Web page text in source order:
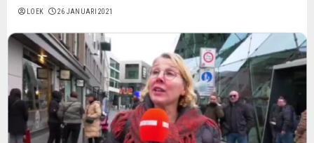
LOEK 26 JANUARI 2021